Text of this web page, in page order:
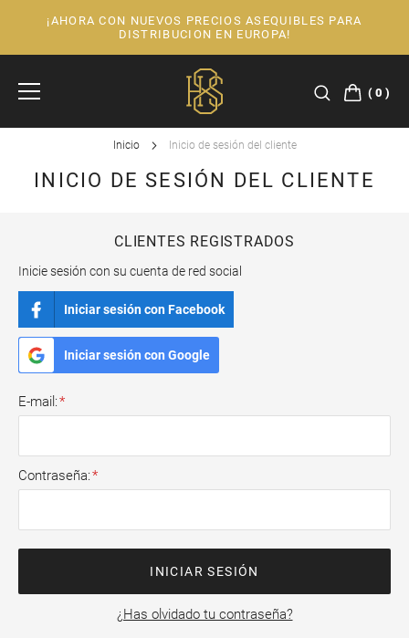
¡AHORA CON NUEVOS PRECIOS ASEQUIBLES PARA
DISTRIBUCION EN EUROPA!
0
Inicio Inicio de sesión del cliente
INICIO DE SESIÓN DEL CLIENTE
CLIENTES REGISTRADOS
Inicie sesión con su cuenta de red social
Iniciar sesión con Facebook
Iniciar sesión con Google
E-mail
Contraseña
INICIAR SESIÓN
¿Has olvidado tu contraseña?